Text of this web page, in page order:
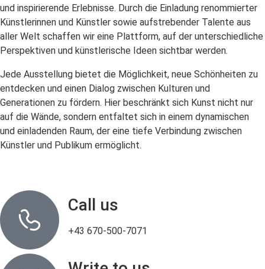
und inspirierende Erlebnisse. Durch die Einladung renommierter
Künstlerinnen und Künstler sowie aufstrebender Talente aus
aller Welt schaffen wir eine Plattform, auf der unterschiedliche
Perspektiven und künstlerische Ideen sichtbar werden.
Jede Ausstellung bietet die Möglichkeit, neue Schönheiten zu
entdecken und einen Dialog zwischen Kulturen und
Generationen zu fördern. Hier beschränkt sich Kunst nicht nur
auf die Wände, sondern entfaltet sich in einem dynamischen
und einladenden Raum, der eine tiefe Verbindung zwischen
Künstler und Publikum ermöglicht.
Call us
+43 670-500-7071